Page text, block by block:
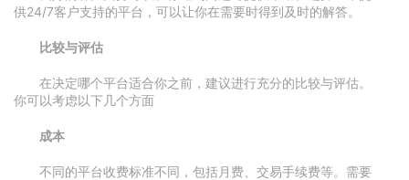
供24/7客户支持的平台，可以让你在需要时得到及时的解答。
比较与评估
在决定哪个平台适合你之前，建议进行充分的比较与评估。
你可以考虑以下几个方面
成本
不同的平台收费标准不同，包括月费、交易手续费等。需要